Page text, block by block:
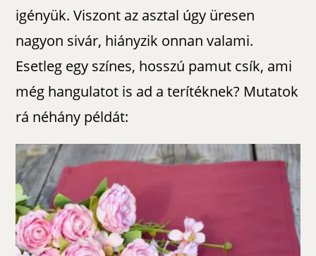
igényük. Viszont az asztal úgy üresen
nagyon sivár, hiányzik onnan valami.
Esetleg egy színes, hosszú pamut csík, ami
még hangulatot is ad a terítéknek? Mutatok
rá néhány példát: